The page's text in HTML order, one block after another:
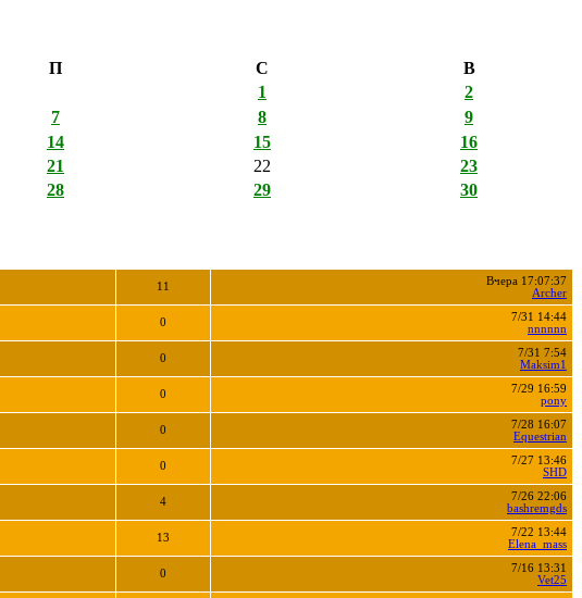
П С
В
1
2
7 8
9
14 15
16
21 22
23
28 29
30
11
Вчера 17:07:37
Archer
0
7/31 14:44
nnnnnn
0
7/31 7:54
Maksim1
0
7/29 16:59
pony
0
7/28 16:07
Equestrian
0
7/27 13:46
SHD
4
7/26 22:06
bashremgds
13
7/22 13:44
Elena_mass
0
7/16 13:31
Vet25